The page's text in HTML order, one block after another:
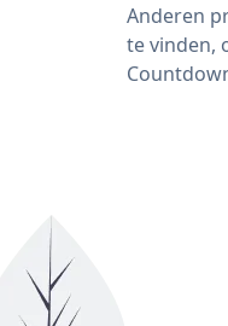
Anderen
te vinden,